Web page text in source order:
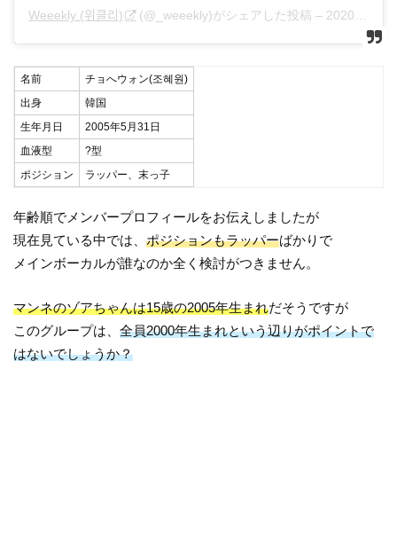
Weeekly (위클리) (@_weeekly)がシェアした投稿 – 2020年 1月月15日午後8時26分PST
名前
チョへウォン(조혜원)
出身
韓国
生年月日
2005年5月31日
血液型
?型
ポジション
ラッパー、末っ子
年齢順でメンバープロフィールをお伝えしましたが
現在見ている中では、ポジションもラッパーばかりで
メインボーカルが誰なのか全く検討がつきません。
マンネのゾアちゃんは15歳の2005年生まれだそうですが
このグループは、全員2000年生まれという辺りがポイントで
はないでしょうか？